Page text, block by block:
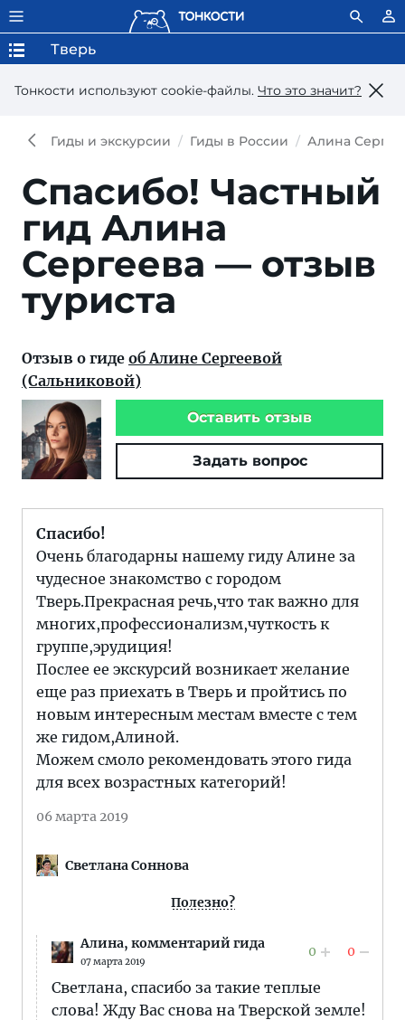
Тонкости используют сookie-файлы. Что это значит?
Тверь
Гиды и экскурсии Гиды в России Алина
Спасибо! Частный
гид Алина
Сергеева — отзыв
туриста
Отзыв о гиде об Алине Сергеевой
(Сальниковой)
Оставить отзыв
Задать вопрос
Спасибо!
Очень благодарны нашему гиду Алине за
чудесное знакомство с городом
Тверь.Прекрасная речь,что так важно для
многих,профессионализм,чуткость к
группе,эрудиция!
Послее ее экскурсий возникает желание
еще раз приехать в Тверь и пройтись по
новым интересным местам вместе с тем
же гидом,Алиной.
Можем смоло рекомендовать этого гида
для всех возрастных категорий!
06 марта 2019
Светлана Соннова
Полезно?
Алина, комментарий гида
07 марта 2019
0 0
Светлана, спасибо за такие теплые
слова! Жду Вас снова на Тверской земле!